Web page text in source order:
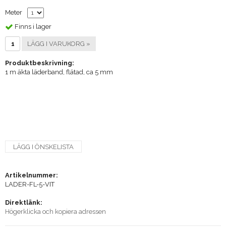
Meter
Finns i lager
LÄGG I VARUKORG »
Produktbeskrivning:
1 m äkta läderband, flätad, ca 5 mm
LÄGG I ÖNSKELISTA
Artikelnummer:
LADER-FL-5-VIT
Direktlänk:
Högerklicka och kopiera adressen